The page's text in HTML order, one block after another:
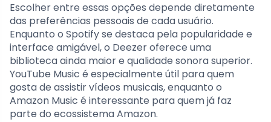
Escolher entre essas opções depende diretamente
das preferências pessoais de cada usuário.
Enquanto o Spotify se destaca pela popularidade e
interface amigável, o Deezer oferece uma
biblioteca ainda maior e qualidade sonora superior.
YouTube Music é especialmente útil para quem
gosta de assistir vídeos musicais, enquanto o
Amazon Music é interessante para quem já faz
parte do ecossistema Amazon.